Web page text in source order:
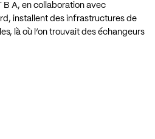
B A, en collaboration avec
installent des infrastructures de
là où l’on trouvait des échangeurs